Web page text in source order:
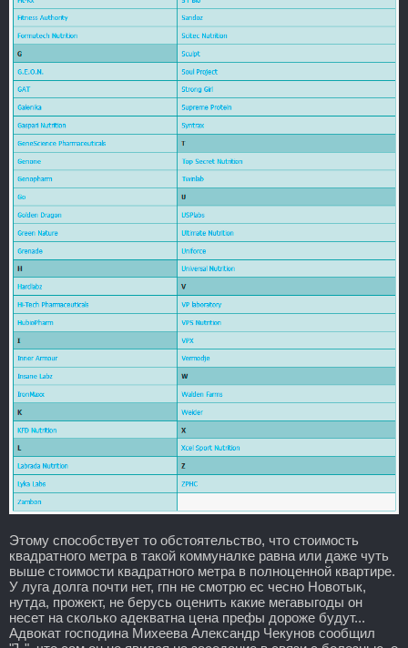
Этому способствует то обстоятельство, что стоимость
квадратного метра в такой коммуналке равна или даже чуть
выше стоимости квадратного метра в полноценной квартире.
У луга долга почти нет, гпн не смотрю ес чесно Новотык,
нутда, прожект, не берусь оценить какие мегавыгоды он
несет на сколько адекватна цена префы дороже будут...
Адвокат господина Михеева Александр Чекунов сообщил